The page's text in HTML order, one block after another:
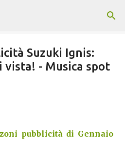
principali
Suzuki Ignis:
vista! - Musica spot
pubblicità di Gennaio